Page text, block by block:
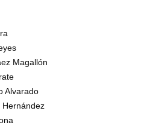
Magallón
Alvarado
Hernández